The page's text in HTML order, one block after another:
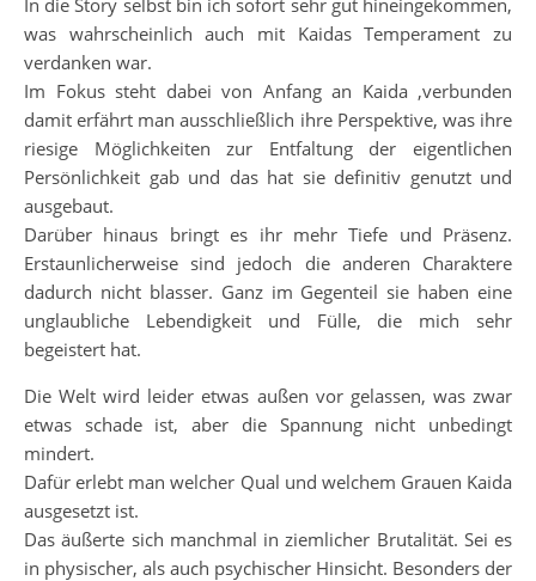
In die Story selbst bin ich sofort sehr gut hineingekommen,
was wahrscheinlich auch mit Kaidas Temperament zu
verdanken war.
Im Fokus steht dabei von Anfang an Kaida ,verbunden
damit erfährt man ausschließlich ihre Perspektive, was ihre
riesige Möglichkeiten zur Entfaltung der eigentlichen
Persönlichkeit gab und das hat sie definitiv genutzt und
ausgebaut.
Darüber hinaus bringt es ihr mehr Tiefe und Präsenz.
Erstaunlicherweise sind jedoch die anderen Charaktere
dadurch nicht blasser. Ganz im Gegenteil sie haben eine
unglaubliche Lebendigkeit und Fülle, die mich sehr
begeistert hat.
Die Welt wird leider etwas außen vor gelassen, was zwar
etwas schade ist, aber die Spannung nicht unbedingt
mindert.
Dafür erlebt man welcher Qual und welchem Grauen Kaida
ausgesetzt ist.
Das äußerte sich manchmal in ziemlicher Brutalität. Sei es
in physischer, als auch psychischer Hinsicht. Besonders der